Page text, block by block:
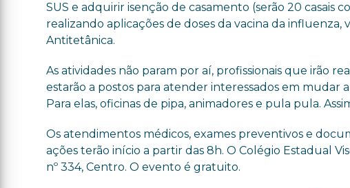
SUS e adquirir isenção de casamento (serão 20 casais
realizando aplicações de doses da vacina da
Antitetânica.
As atividades não param por aí, profissionais que irão
estarão a postos para atender interessados em mudar
Para elas, oficinas de pipa, animadores e pula pula.
Os atendimentos médicos, exames preventivos e
ações terão início a partir das 8h. O Colégio Estadual
nº 334, Centro. O evento é gratuito.